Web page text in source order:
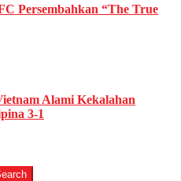
Persembahkan “The True
Alami Kekalahan
3-1